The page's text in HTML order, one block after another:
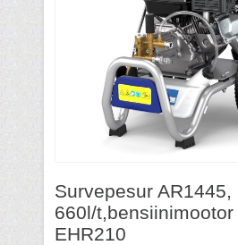
Survepesur AR1445,
660l/t,bensiinimootor
EHR210